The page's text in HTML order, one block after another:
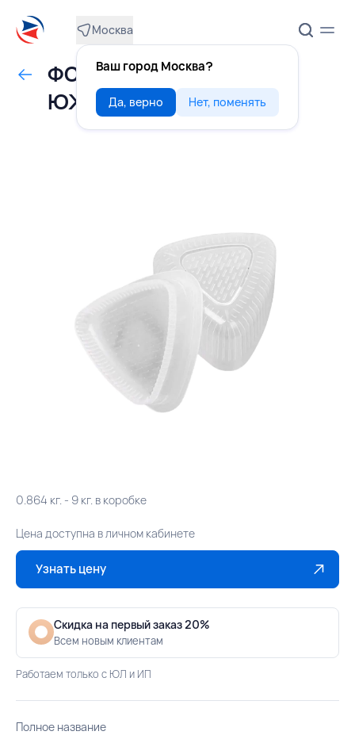
Москва
Ваш город Москва?
Да, верно Нет, поменять
ФОРМА для онигири,
ЮЖНАЯ КОРЕЯ
0.864 кг. - 9 кг. в коробке
Цена доступна в личном кабинете
Узнать цену
Скидка на первый заказ 20%
Всем новым клиентам
Работаем только с ЮЛ и ИП
Полное название